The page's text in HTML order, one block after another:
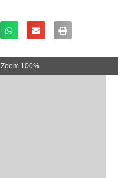
Zoom 100%